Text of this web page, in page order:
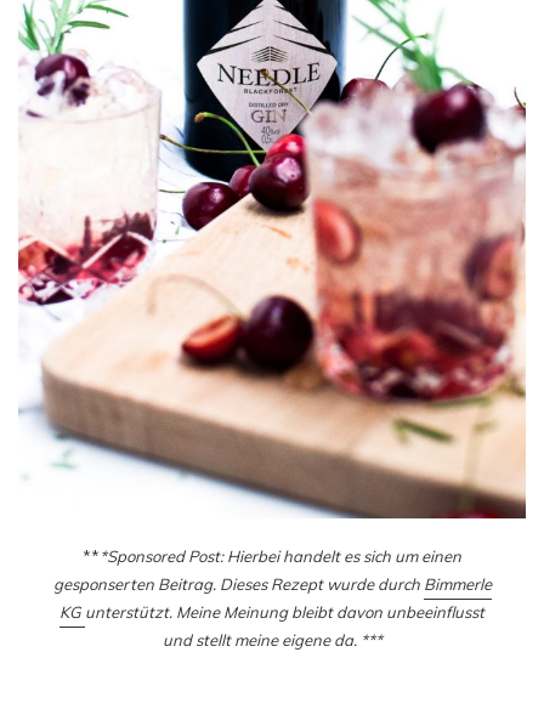
***Sponsored Post: Hierbei handelt es sich um einen
gesponserten Beitrag. Dieses Rezept wurde durch Bimmerle
KGunterstützt. Meine Meinung bleibt davon unbeeinflusst
und stellt meine eigene da. ***